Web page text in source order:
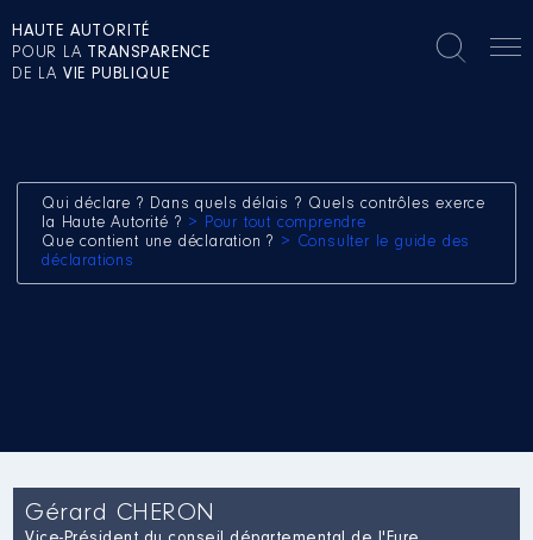
HAUTE AUTORITÉ
POUR LA TRANSPARENCE
DE LA VIE PUBLIQUE
Qui déclare ? Dans quels délais ? Quels contrôles exerce
la Haute Autorité ? > Pour tout comprendre
Que contient une déclaration ? > Consulter le guide des
déclarations
Gérard CHERON